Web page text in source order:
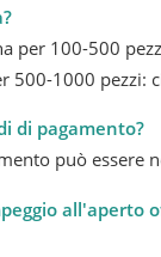
per 100-500
500-1000 pezzi:
di pagamento?
può essere
all'aperto